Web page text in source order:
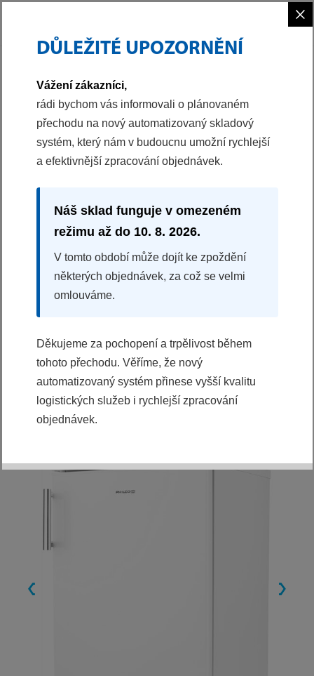
ŠUPLÍKOVÝ MRAZÁK
PTF 813 D
Energetická třída D
Displej a dotykové ovládání
SuperFreeze
3x zásuvka
Splátková kalkulačka
5990 Kč
KOUPIT
Ihned k odeslání
×
DŮLEŽITÉ UPOZORNĚNÍ
Vážení zákazníci,
rádi bychom vás informovali o plánovaném
přechodu na nový automatizovaný skladový
systém, který nám v budoucnu umožní rychlejší
a efektivnější zpracování objednávek.
Náš sklad funguje v omezeném
režimu až do 10. 8. 2026.
V tomto období může dojít ke zpoždění
některých objednávek, za což se velmi
omlouváme.
Děkujeme za pochopení a trpělivost během
tohoto přechodu. Věříme, že nový
automatizovaný systém přinese vyšší kvalitu
logistických služeb i rychlejší zpracování
objednávek.